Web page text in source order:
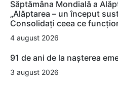
Săptămâna Mondială a
„Alăptarea – un început
Consolidați ceea ce
4 august 2026
91 de ani de la nașterea
3 august 2026